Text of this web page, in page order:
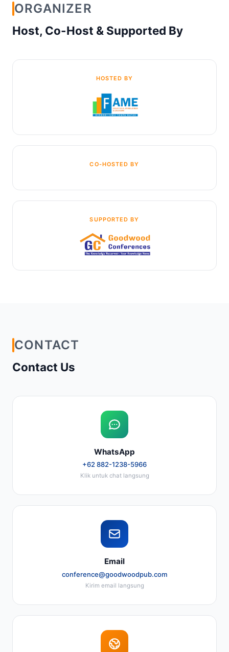
ORGANIZER
Host, Co-Host & Supported By
HOSTED BY
CO-HOSTED BY
SUPPORTED BY
CONTACT
Contact Us
WhatsApp
+62 882-1238-5966
Klik untuk chat langsung
Email
conference@goodwoodpub.com
Kirim email langsung